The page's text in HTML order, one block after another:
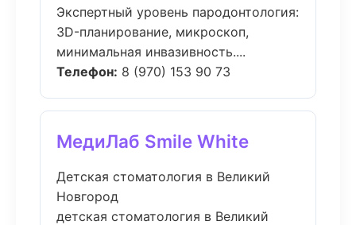
Экспертный уровень пародонтология:
3D-планирование, микроскоп,
минимальная инвазивность....
Телефон: 8 (970) 153 90 73
МедиЛаб Smile White
Детская стоматология в Великий
Новгород
детская стоматология в Великий